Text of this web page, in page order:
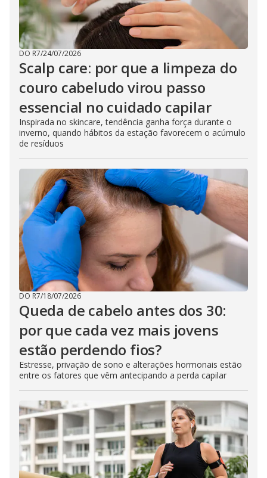
DO R7/24/07/2026
Scalp care: por que a limpeza do
couro cabeludo virou passo
essencial no cuidado capilar
Inspirada no skincare, tendência ganha força durante o
inverno, quando hábitos da estação favorecem o acúmulo
de resíduos
DO R7/18/07/2026
Queda de cabelo antes dos 30:
por que cada vez mais jovens
estão perdendo fios?
Estresse, privação de sono e alterações hormonais estão
entre os fatores que vêm antecipando a perda capilar